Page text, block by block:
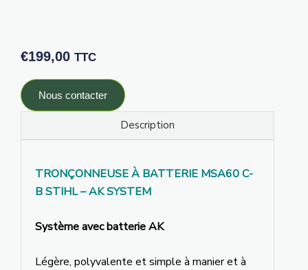
€199,00 TTC
Nous contacter
Description
TRONÇONNEUSE À BATTERIE MSA60 C-
B STIHL – AK SYSTEM
Système avec batterie AK
Légère, polyvalente et simple à manier et à